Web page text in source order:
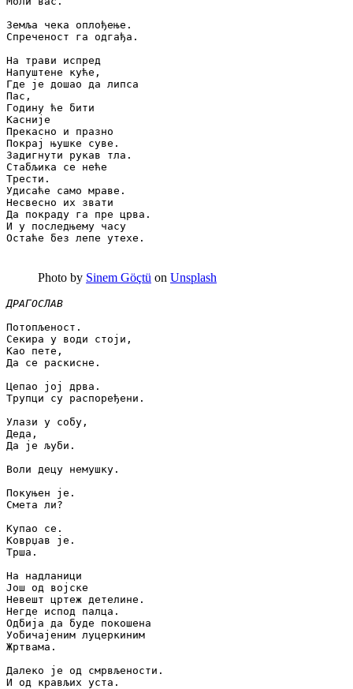
Земља чека оплођење.
Спреченост га одгађа.
На трави испред
Напуштене куће,
Где је дошао да липса
Пас,
Годину ће бити
Касније
Прекасно и празно
Покрај њушке суве.
Задигнути рукав тла.
Стабљика се неће
Трести.
Удисаће само мраве.
Несвесно их звати
Да покраду га пре црва.
И у последњему часу
Остаће без лепе утехе.
Photo by Sinem Göçtü on Unsplash
ДРАГОСЛАВ
Потопљеност.
Секира у води стоји,
Као пете,
Да се раскисне.
Цепао јој дрва.
Трупци су распоређени.
Улази у собу,
Деда,
Да је љуби.
Воли децу немушку.
Покуњен је.
Смета ли?
Купао се.
Коврџав је.
Трша.
На надланици
Још од војске
Невешт цртеж детелине.
Негде испод палца.
Одбија да буде покошена
Уобичајеним луцеркиним
Жртвама.
Далеко је од смрвљености.
И од крављих уста.